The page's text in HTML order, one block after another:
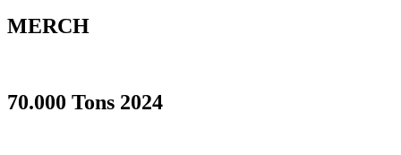
MERCH
70.000 Tons 2024